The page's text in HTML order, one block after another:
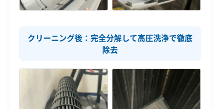
クリーニング後：完全分解して高圧洗浄で徹底
除去